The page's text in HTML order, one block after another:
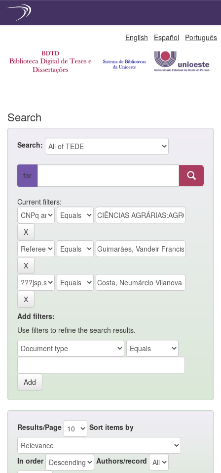
English Español Português
Search
Search:
for
Current filters:
Add filters:
Use filters to refine the search results.
Results/Page Sort items by
In order Authors/record